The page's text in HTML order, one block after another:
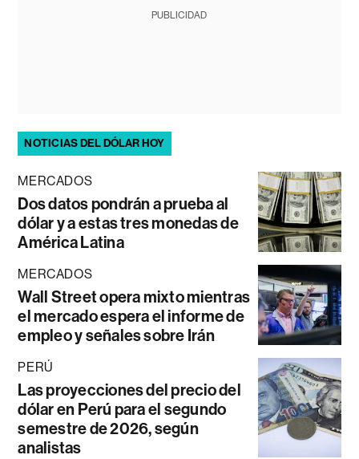
PUBLICIDAD
NOTICIAS DEL DÓLAR HOY
MERCADOS
Dos datos pondrán a prueba al
dólar y a estas tres monedas de
América Latina
MERCADOS
Wall Street opera mixto mientras
el mercado espera el informe de
empleo y señales sobre Irán
PERÚ
Las proyecciones del precio del
dólar en Perú para el segundo
semestre de 2026, según
analistas